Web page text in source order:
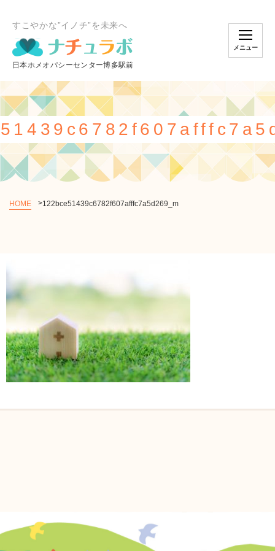
すこやかな”イノチ”を未来へ
メルマガ登録
自然派ママのコミュニティ
メニュー
HOME 122bce51439c6782f607afffc7a5d269_m